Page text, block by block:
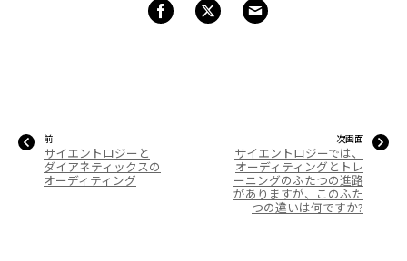
前
サイエントロジーと
ダイアネティックスの
オーディティング
次画面
サイエントロジーでは、
オーディティングとトレ
ーニングのふたつの進路
がありますが、このふた
つの違いは何ですか?